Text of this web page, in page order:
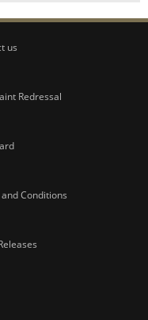
us
Redressal
Conditions